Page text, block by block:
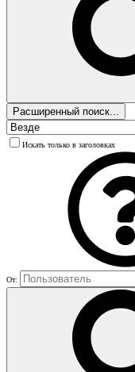
Расширенный поиск...
Искать только в заголовках
От: